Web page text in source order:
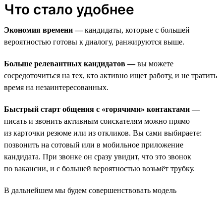
Что стало удобнее
Экономия времени —кандидаты, которые с большей
вероятностью готовы к диалогу, ранжируются выше.
Больше релевантных кандидатов —вы можете
сосредоточиться на тех, кто активно ищет работу, и не тратить
время на незаинтересованных.
Быстрый старт общения с «горячими» контактами —
писать и звонить активным соискателям можно прямо
из карточки резюме или из откликов. Вы сами выбираете:
позвонить на сотовый или в мобильное приложение
кандидата. При звонке он сразу увидит, что это звонок
по вакансии, и с большей вероятностью возьмёт трубку.
В дальнейшем мы будем совершенствовать модель